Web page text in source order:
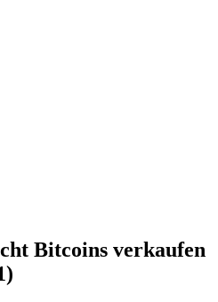
Bitcoins verkaufen